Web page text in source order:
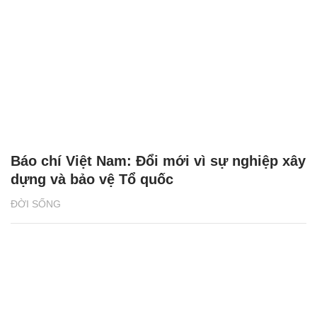
ĐỜI SỐNG
Báo chí Việt Nam: Đổi mới vì sự nghiệp xây
dựng và bảo vệ Tổ quốc